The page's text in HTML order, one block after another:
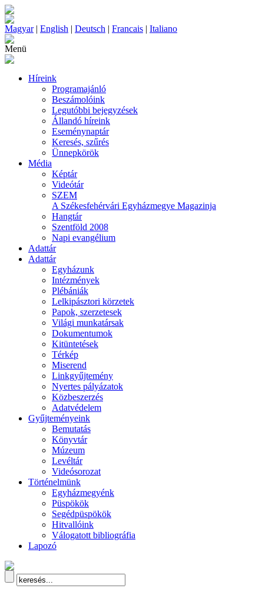
Magyar| English | Deutsch | Francais | Italiano
Menü
Híreink
Programajánló
Beszámolóink
Legutóbbi bejegyzések
Állandó híreink
Eseménynaptár
Keresés, szűrés
Ünnepkörök
Média
Képtár
Videótár
SZEM
A Székesfehérvári Egyházmegye Magazinja
Hangtár
Szentföld 2008
Napi evangélium
Adattár
Adattár
Egyházunk
Intézmények
Plébániák
Lelkipásztori körzetek
Papok, szerzetesek
Világi munkatársak
Dokumentumok
Kitüntetések
Térkép
Miserend
Linkgyűjtemény
Nyertes pályázatok
Közbeszerzés
Adatvédelem
Gyűjteményeink
Bemutatás
Könyvtár
Múzeum
Levéltár
Videósorozat
Történelmünk
Egyházmegyénk
Püspökök
Segédpüspökök
Hitvallóink
Válogatott bibliográfia
Lapozó